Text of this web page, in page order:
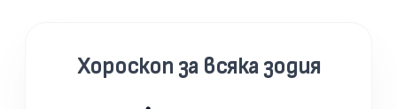
Хороскоп за всяка зодия